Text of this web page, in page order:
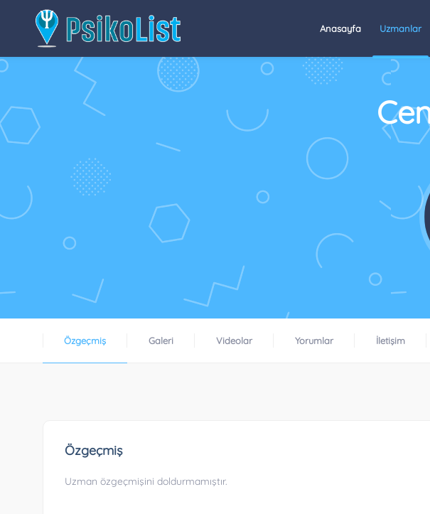
Anasayfa Uzmanlar
Özgeçmiş Galeri Videolar Yorumlar İletişim
Özgeçmiş
Uzman özgeçmişini doldurmamıştır.